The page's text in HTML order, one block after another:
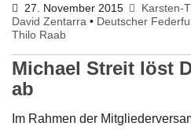
27. November 2015 Karsten-
David Zentarra • Deutscher
Thilo Raab
Michael Streit löst
ab
Im Rahmen der